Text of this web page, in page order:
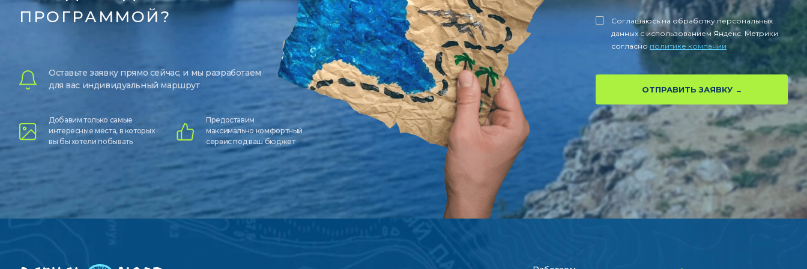
ПРОГРАММОЙ?
Оставьте заявку прямо сейчас, и мы разработаем
для вас индивидуальный маршрут
Добавим только самые
интересные места, в которых
вы бы хотели побывать
Предоставим
максимально комфортный
сервис под ваш бюджет
Соглашаюсь на обработку персональных
данных с использованием Яндекс. Метрики
согласно политике компании
ОТПРАВИТЬ ЗАЯВКУ